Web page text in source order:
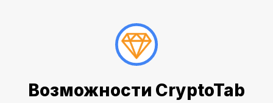
Возможности CryptoTab